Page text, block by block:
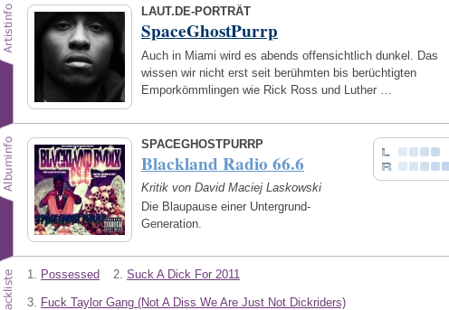
LAUT.DE-PORTRÄT
SpaceGhostPurrp
Auch in Miami wird es abends offensichtlich dunkel. Das
wissen wir nicht erst seit berühmten bis berüchtigten
Emporkömmlingen wie Rick Ross und Luther …
SPACEGHOSTPURRP
Blackland Radio 66.6
Kritik von David Maciej Laskowski
Die Blaupause einer Untergrund-
Generation.
1. Possessed 2. Suck A Dick For 2011
3. Fuck Taylor Gang (Not A Diss We Are Just Not Dickriders)